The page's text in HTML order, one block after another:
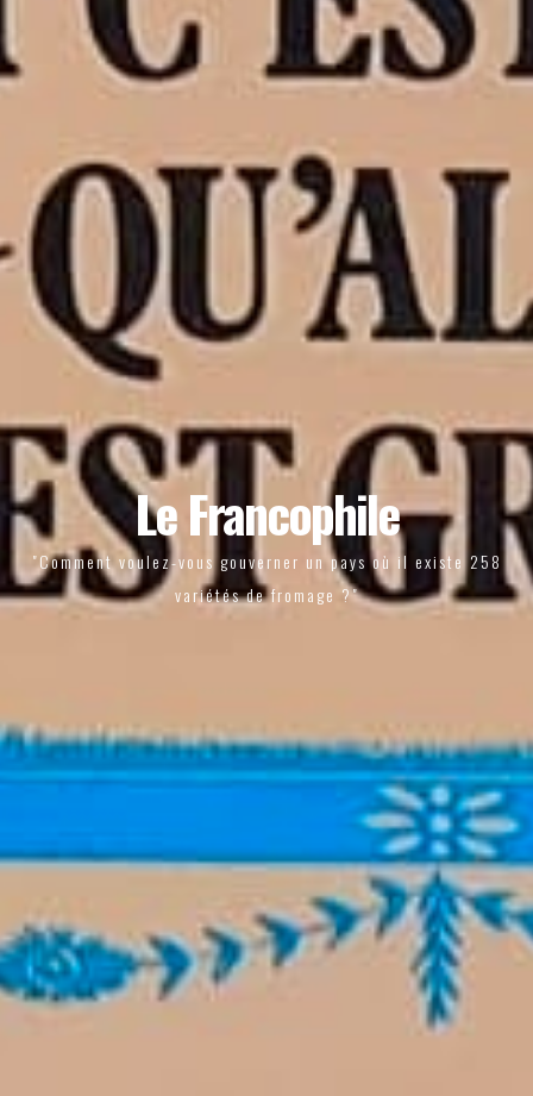
Le Francophile
"Comment voulez-vous gouverner un pays où il existe 258
variétés de fromage ?"